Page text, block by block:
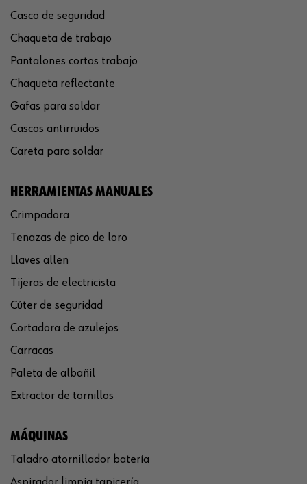
Casco de seguridad
Chaqueta de trabajo
Pantalones cortos trabajo
Chaqueta reflectante
Gafas para soldar
Cascos antirruidos
Careta para soldar
HERRAMIENTAS MANUALES
Crimpadora
Tenazas de pico de loro
Llaves allen
Tijeras de electricista
Cúter de seguridad
Cortadora de azulejos
Carracas
Paleta de albañil
Extractor de tornillos
MÁQUINAS
Taladro atornillador batería